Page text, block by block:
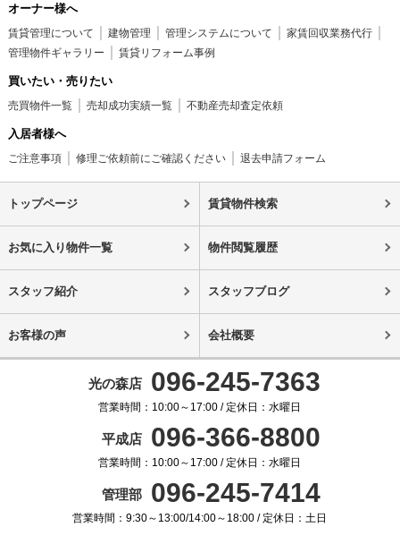
オーナー様へ
賃貸管理について 建物管理 管理システムについて
家賃回収業務代行
管理物件ギャラリー
賃貸リフォーム事例
買いたい・売りたい
売買物件一覧 売却成功実績一覧 不動産売却査定依頼
入居者様へ
ご注意事項 修理ご依頼前にご確認ください 退去申請フォーム
トップページ 賃貸物件検索
お気に入り物件一覧 物件閲覧履歴
スタッフ紹介 スタッフブログ
お客様の声 会社概要
光の森店 096-245-7363
営業時間：10:00～17:00 / 定休日：水曜日
平成店 096-366-8800
営業時間：10:00～17:00 / 定休日：水曜日
管理部 096-245-7414
営業時間：9:30～13:00/14:00～18:00 / 定休日：土日